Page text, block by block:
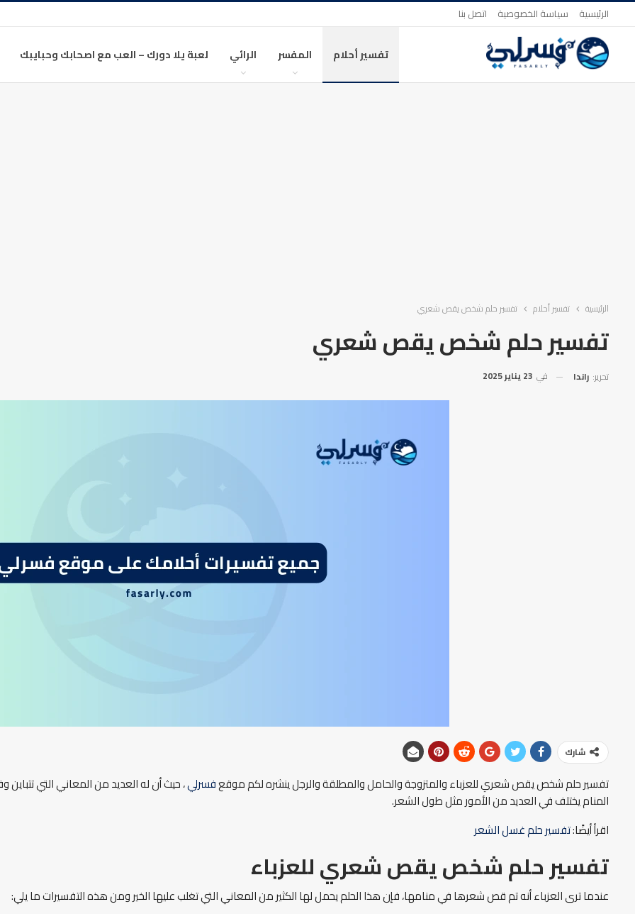
الرئيسية سياسة الخصوصية اتصل بنا
تفسير أحلام المفسر الرائي لعبة يلا دورك – العب مع اصحابك وحبايبك
الرئيسية تفسير أحلام تفسير حلم شخص يقص شعري
تفسير حلم شخص يقص شعري
تحرير: راندا في 23 يناير 2025
شارك
تفسير حلم شخص يقص شعري للعزباء والمتزوجة والحامل والمطلقة والرجل ينشره لكم موقعفسرلي، حيث أن له العديد من المعاني التي
المنام يختلف في العديد من الأمور مثل طول الشعر.
اقرأ أيضًا:تفسير حلم غسل الشعر
تفسير حلم شخص يقص شعري للعزباء
عندما ترى العزباء أنه تم قص شعرها في منامها، فإن هذا الحلم يحمل لها الكثير من المعاني التي تغلب عليها الخير ومن هذه التفسيرات ما يلي: